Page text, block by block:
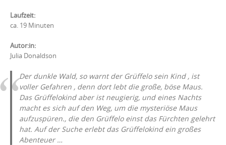
Laufzeit:
ca. 19 Minuten
Autor:in:
Julia Donaldson
Der dunkle Wald, so warnt der Grüffelo sein Kind , ist
voller Gefahren , denn dort lebt die große, böse Maus.
Das Grüffelokind aber ist neugierig, und eines Nachts
macht es sich auf den Weg, um die mysteriöse Maus
aufzuspüren., die den Grüffelo einst das Fürchten gelehrt
hat. Auf der Suche erlebt das Grüffelokind ein großes
Abenteuer …